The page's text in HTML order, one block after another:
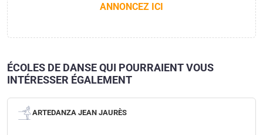
ANNONCEZ ICI
ÉCOLES DE DANSE QUI POURRAIENT VOUS
INTÉRESSER ÉGALEMENT
ARTEDANZA JEAN JAURÈS